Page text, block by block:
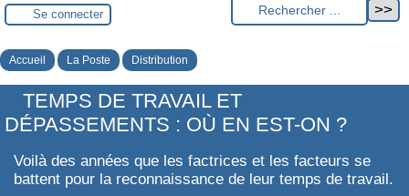
Se connecter
Accueil La Poste Distribution
TEMPS DE TRAVAIL ET
DÉPASSEMENTS : OÙ EN EST-ON ?
Voilà des années que les factrices et les facteurs se
battent pour la reconnaissance de leur temps de travail.